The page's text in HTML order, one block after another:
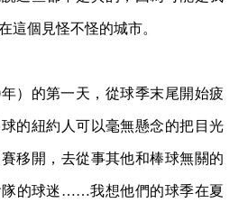
這個見怪不怪的城市。
）的第一天，從球季末尾開始疲
的紐約人可以毫無懸念的把目光
移開，去從事其他和棒球無關的
隊的球迷……我想他們的球季在夏